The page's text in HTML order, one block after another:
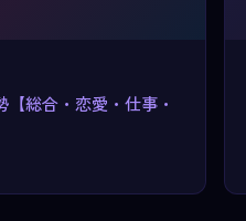
総合・恋愛・仕事・